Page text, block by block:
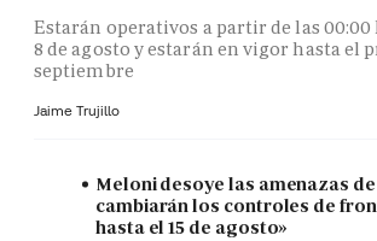
Estarán operativos a partir de las 00:00
8 de agosto y estarán en vigor hasta el
septiembre
Jaime Trujillo
Meloni desoye las amenazas de
cambiarán los controles de
hasta el 15 de agosto»